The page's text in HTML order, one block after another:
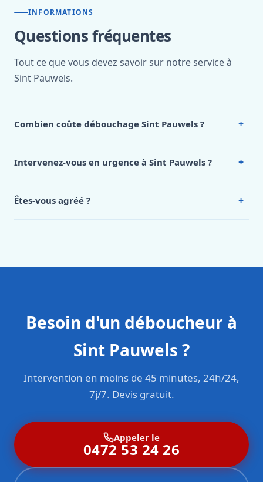
INFORMATIONS
Questions fréquentes
Tout ce que vous devez savoir sur notre service à
Sint Pauwels.
Combien coûte débouchage Sint Pauwels ? +
Pauwels, appelez le 0472 53 24 26.
Intervenez-vous en urgence à Sint Pauwels ? +
Êtes-vous agréé ? +
Besoin d'un déboucheur à
Sint Pauwels ?
Intervention en moins de 45 minutes, 24h/24,
7j/7. Devis gratuit.
Appeler le
0472 53 24 26